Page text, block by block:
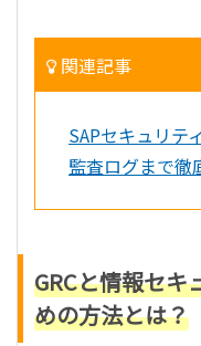
関連記事
SAPセキュリテ
監査ログまで徹
GRCと情報セキ
めの方法とは？